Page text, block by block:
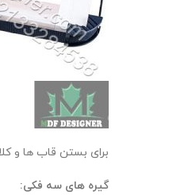
برای بستن قاب ها و
گیره های سه فکی: